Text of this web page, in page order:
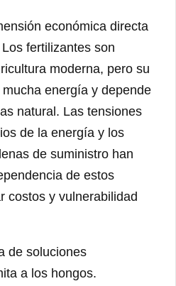
económica directa
fertilizantes son
moderna, pero su
energía y depende
natural. Las tensiones
de la energía y los
de suministro han
de estos
costos y vulnerabilidad
de soluciones
a los hongos.